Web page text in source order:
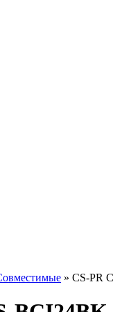
» CS-PR